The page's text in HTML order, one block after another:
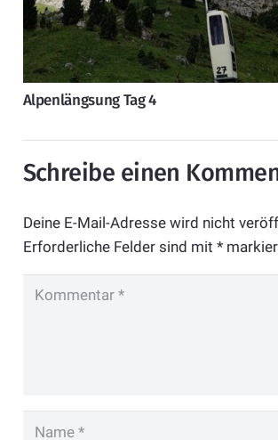
Alpenlängsung Tag 4
Schreibe einen
Deine E-Mail-Adresse wird nicht
Erforderliche Felder sind mit *